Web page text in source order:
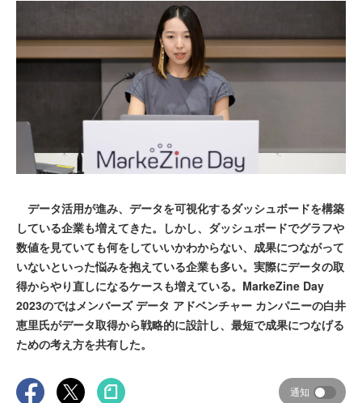
データ活用が進み、データを可視化するダッシュボードを構築
している企業も増えてきた。しかし、ダッシュボードでグラフや
数値を見ていても何をしていいかわからない、成果につながって
いないといった悩みを抱えている企業も多い。実際にデータの取
得からやり直しになるケースも増えている。MarkeZine Day
2023のではメンバーズ データ アドベンチャー カンパニーの白井
恵里氏がデータ取得から戦略的に設計し、最短で成果につなげる
ための考え方を共有した。
通知